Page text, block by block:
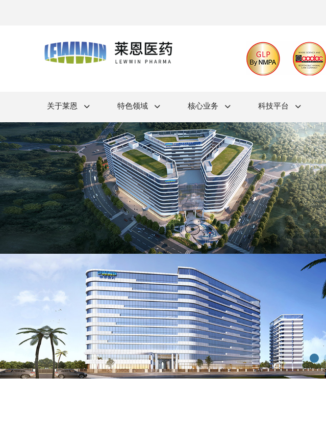
关于莱恩 特色领域 核心业务 科技平台